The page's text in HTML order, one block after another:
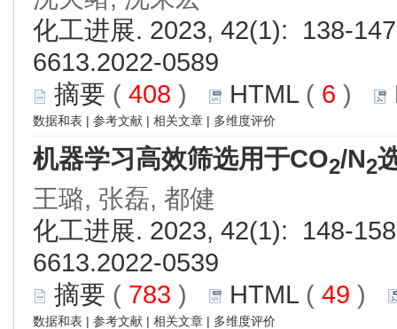
化工进展. 2023, 42(1): 138-
6613.2022-0589
摘要 ( 408 ) HTML( 6 )
数据和表 | 参考文献 | 相关文章 | 多维度评价
机器学习高效筛选用于CO2/N2
王璐, 张磊, 都健
化工进展. 2023, 42(1): 148-
6613.2022-0539
摘要 ( 783 ) HTML( 49 )
数据和表 | 参考文献 | 相关文章 | 多维度评价